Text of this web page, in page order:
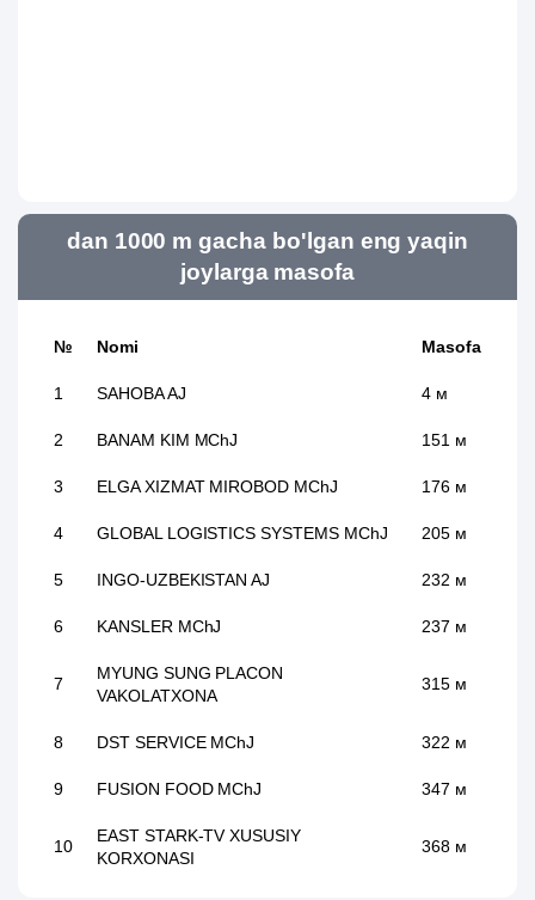
dan 1000 m gacha bo'lgan eng yaqin
joylarga masofa
№ Nomi Masofa
1 SAHOBA AJ 4 м
2 BANAM KIM MChJ 151 м
3 ELGA XIZMAT MIROBOD MChJ 176 м
4 GLOBAL LOGISTICS SYSTEMS MChJ 205 м
5 INGO-UZBEKISTAN AJ 232 м
6 KANSLER MChJ 237 м
7
MYUNG SUNG PLACON
VAKOLATXONA
315 м
8 DST SERVICE MChJ 322 м
9 FUSION FOOD MChJ 347 м
10
EAST STARK-TV XUSUSIY
KORXONASI
368 м